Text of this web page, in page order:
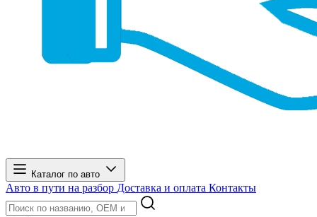
Каталог по авто
Авто в пути на разбор Доставка и оплата Контакты